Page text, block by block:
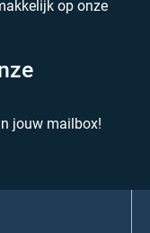
op onze
jouw mailbox!